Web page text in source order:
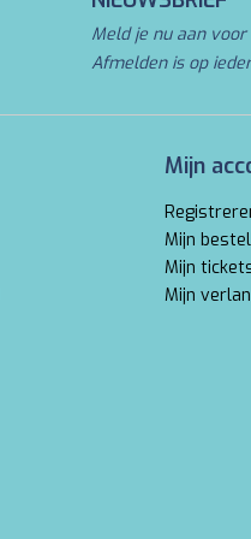
Meld je nu aan
Afmelden is op
Mijn
Mijn
Mijn
Mijn